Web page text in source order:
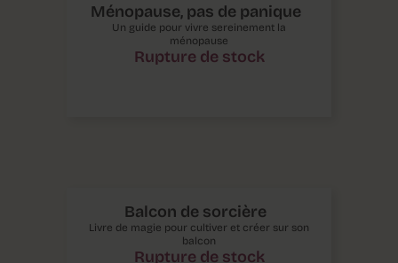
Ménopause, pas de panique
Un guide pour vivre sereinement la
ménopause
Rupture de stock
Balcon de sorcière
Livre de magie pour cultiver et créer sur son
balcon
Rupture de stock